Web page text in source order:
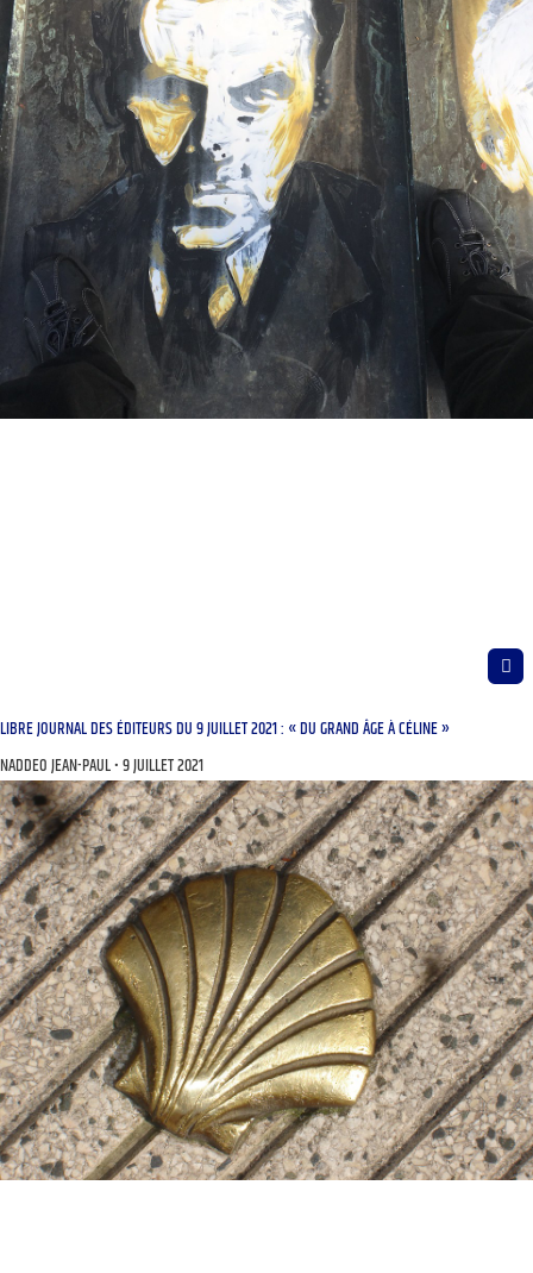
LIBRE JOURNAL DES ÉDITEURS DU 9 JUILLET 2021 : « DU GRAND ÂGE À CÉLINE »
NADDEO JEAN-PAUL 9 JUILLET 2021